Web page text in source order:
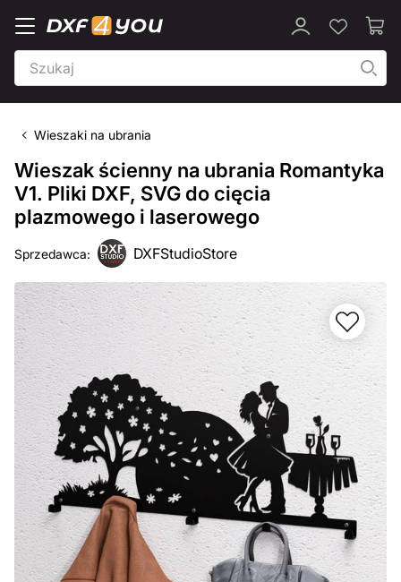
Wieszaki na ubrania
Wieszak ścienny na ubrania Romantyka
V1. Pliki DXF, SVG do cięcia
plazmowego i laserowego
Sprzedawca: DXFStudioStore